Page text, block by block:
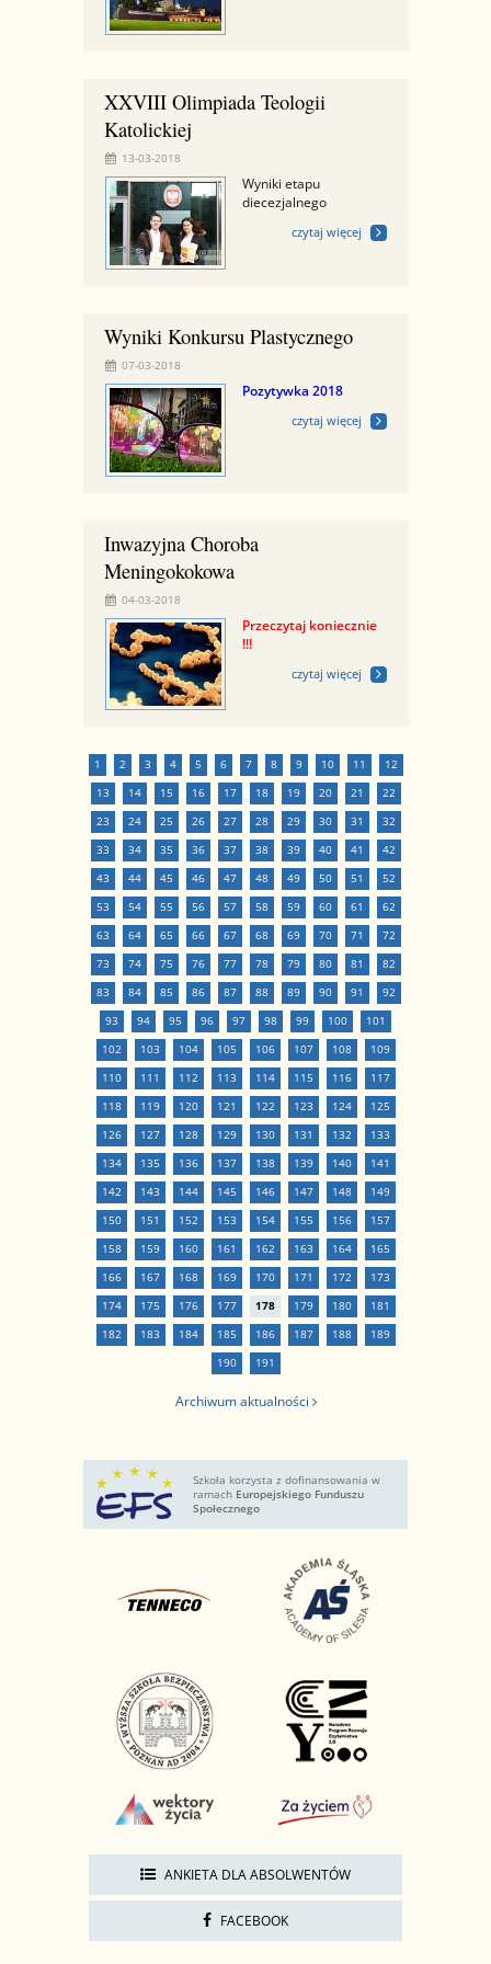
XXVIII Olimpiada Teologii
Katolickiej
13-03-2018
Wyniki etapu
diecezjalnego
czytaj więcej
Wyniki Konkursu Plastycznego
07-03-2018
Pozytywka 2018
czytaj więcej
Inwazyjna Choroba
Meningokokowa
04-03-2018
Przeczytaj koniecznie
!!!
czytaj więcej
1 2 3 4 5 6 7 8 9 10 11
12
13
14 15 16 17 18 19 20 21
22
23
24 25 26 27 28 29 30 31
32
33
34 35 36 37 38 39 40 41
42
43
44 45 46 47 48 49 50 51
52
53
54 55 56 57 58 59 60 61
62
63
64 65 66 67 68 69 70 71
72
73
74 75 76 77 78 79 80 81
82
83
84 85 86 87 88 89 90 91
92
93
94 95 96 97 98 99 100
101
102
103 104 105 106 107 108
109
110
111 112 113 114 115 116
117
118
119 120 121 122 123 124
125
126
127 128 129 130 131 132
133
134
135 136 137 138 139 140
141
142
143 144 145 146 147 148
149
150
151 152 153 154 155 156
157
158
159 160 161 162 163 164
165
166
167 168 169 170 171 172
173
174
175 176 177 178 179 180
181
182
183 184 185 186 187 188
189
190
191
Archiwum aktualności
Szkoła korzysta z dofinansowania w
ramach Europejskiego Funduszu
Społecznego
ANKIETA DLA ABSOLWENTÓW
FACEBOOK